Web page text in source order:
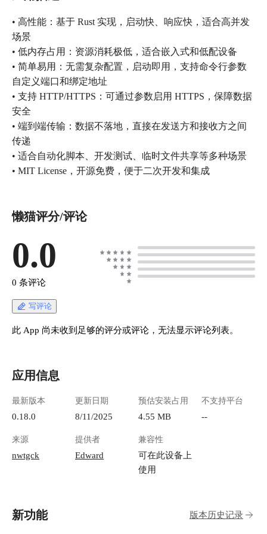
• 高性能：基于 Rust 实现，启动快、响应快，适合高并发
场景
• 低内存占用：资源消耗极低，适合嵌入式和低配设备
• 简单易用：无需复杂配置，启动即用，支持命令行参数
自定义端口和绑定地址
• 支持 HTTP/HTTPS：可通过参数启用 HTTPS，保障数据
安全
• 端到端传输：数据不落地，直接在发送方和接收方之间
传递
• 适合自动化脚本、开发测试、临时文件共享等多种场景
• MIT License，开源免费，便于二次开发和集成
懒猫评分/评论
0.0
0 条评论
写评论
此 App 尚未收到足够的评分或评论，无法显示评论列表。
应用信息
最新版本
0.18.0
更新日期
8/11/2025
预估安装占用
4.55 MB
不支持平台
--
来源
nwtgck
提供者
Edward
兼容性
可在此设备上
使用
新功能 版本历史记录